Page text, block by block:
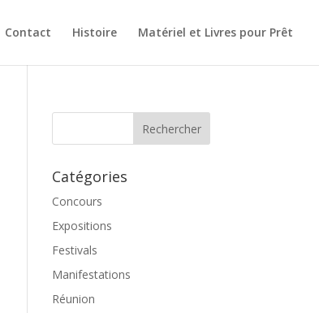
Contact Histoire Matériel et Livres pour Prêt
Catégories
Concours
Expositions
Festivals
Manifestations
Réunion